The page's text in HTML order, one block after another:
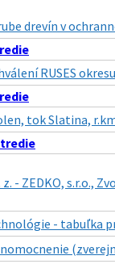
drevín v
RUSES
tok Slatina,
- ZEDKO, s.r.o.,
- tabuľka